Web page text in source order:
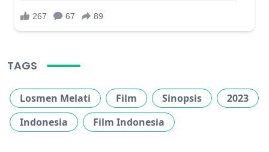
TAGS
Losmen Melati Film Sinopsis
2023
Indonesia
Film Indonesia